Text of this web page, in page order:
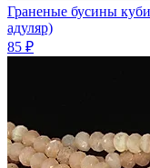
Граненые бусины
адуляр)
85 ₽